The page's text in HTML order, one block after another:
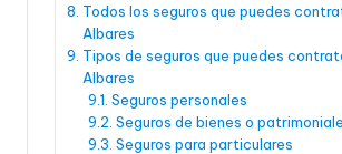
Todos los seguros que puedes
Albares
Tipos de seguros que puedes
Albares
Seguros personales
Seguros de bienes o
Seguros para particulares